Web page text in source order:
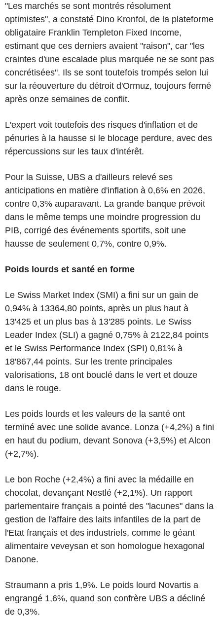
"Les marchés se sont montrés résolument
optimistes", a constaté Dino Kronfol, de la plateforme
obligataire Franklin Templeton Fixed Income,
estimant que ces derniers avaient "raison", car "les
craintes d'une escalade plus marquée ne se sont pas
concrétisées". Ils se sont toutefois trompés selon lui
sur la réouverture du détroit d'Ormuz, toujours fermé
après onze semaines de conflit.
L'expert voit toutefois des risques d'inflation et de
pénuries à la hausse si le blocage perdure, avec des
répercussions sur les taux d'intérêt.
Pour la Suisse, UBS a d'ailleurs relevé ses
anticipations en matière d'inflation à 0,6% en 2026,
contre 0,3% auparavant. La grande banque prévoit
dans le même temps une moindre progression du
PIB, corrigé des événements sportifs, soit une
hausse de seulement 0,7%, contre 0,9%.
Poids lourds et santé en forme
Le Swiss Market Index (SMI) a fini sur un gain de
0,94% à 13364,80 points, après un plus haut à
13'425 et un plus bas à 13'285 points. Le Swiss
Leader Index (SLI) a gagné 0,75% à 2122,84 points
et le Swiss Performance Index (SPI) 0,81% à
18'867,44 points. Sur les trente principales
valorisations, 18 ont bouclé dans le vert et douze
dans le rouge.
Les poids lourds et les valeurs de la santé ont
terminé avec une solide avance. Lonza (+4,2%) a fini
en haut du podium, devant Sonova (+3,5%) et Alcon
(+2,7%).
Le bon Roche (+2,4%) a fini avec la médaille en
chocolat, devançant Nestlé (+2,1%). Un rapport
parlementaire français a pointé des "lacunes" dans la
gestion de l'affaire des laits infantiles de la part de
l'Etat français et des industriels, comme le géant
alimentaire veveysan et son homologue hexagonal
Danone.
Straumann a pris 1,9%. Le poids lourd Novartis a
engrangé 1,6%, quand son confrère UBS a décliné
de 0,3%.